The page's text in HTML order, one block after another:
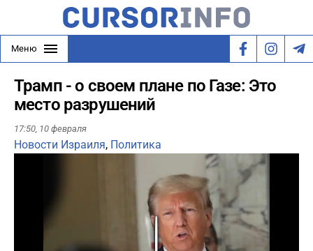
Меню
Трамп - о своем плане по Газе: Это
место разрушений
17:50, 10 февраля
Новости Израиля, Политика
Play